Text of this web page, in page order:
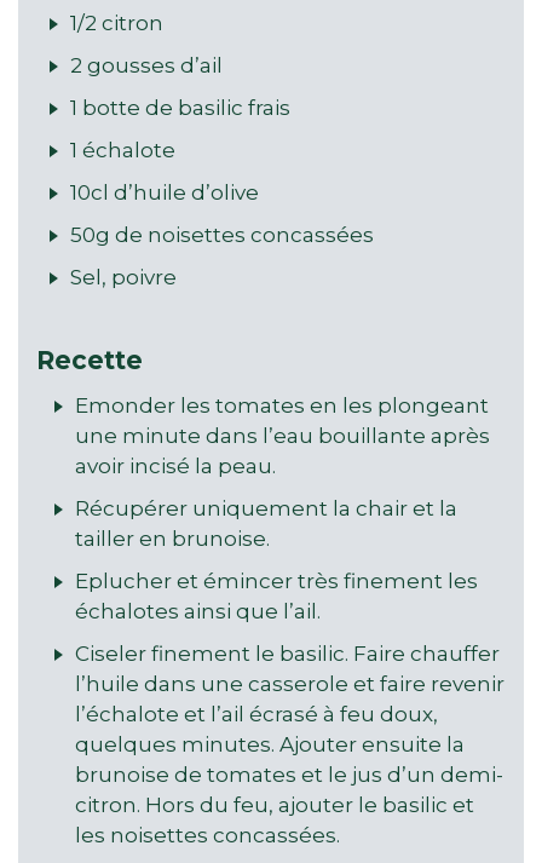
1/2 citron
2 gousses d’ail
1 botte de basilic frais
1 échalote
10cl d’huile d’olive
50g de noisettes concassées
Sel, poivre
Recette
Emonder les tomates en les plongeant
une minute dans l’eau bouillante après
avoir incisé la peau.
Récupérer uniquement la chair et la
tailler en brunoise.
Eplucher et émincer très finement les
échalotes ainsi que l’ail.
Ciseler finement le basilic. Faire chauffer
l’huile dans une casserole et faire revenir
l’échalote et l’ail écrasé à feu doux,
quelques minutes. Ajouter ensuite la
brunoise de tomates et le jus d’un demi-
citron. Hors du feu, ajouter le basilic et
les noisettes concassées.